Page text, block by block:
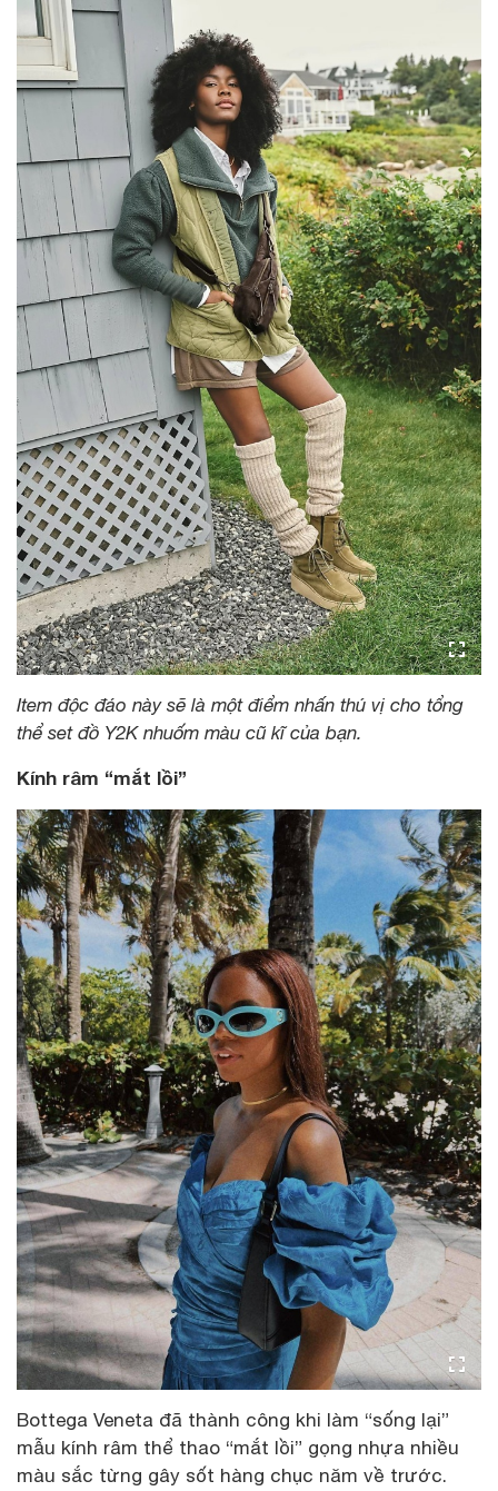
Item độc đáo này sẽ là một điểm nhấn thú vị cho tổng
thể set đồ Y2K nhuốm màu cũ kĩ của bạn.
Kính râm “mắt lồi”
Bottega Veneta đã thành công khi làm “sống lại”
mẫu kính râm thể thao “mắt lồi” gọng nhựa nhiều
màu sắc từng gây sốt hàng chục năm về trước.